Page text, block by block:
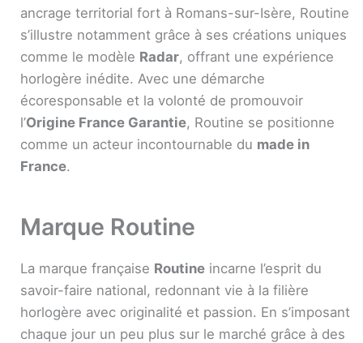
ancrage territorial fort à Romans-sur-Isère, Routine
s’illustre notamment grâce à ses créations uniques
comme le modèle Radar, offrant une expérience
horlogère inédite. Avec une démarche
écoresponsable et la volonté de promouvoir
l’Origine France Garantie, Routine se positionne
comme un acteur incontournable du made in
France.
Marque Routine
La marque française Routine incarne l’esprit du
savoir-faire national, redonnant vie à la filière
horlogère avec originalité et passion. En s’imposant
chaque jour un peu plus sur le marché grâce à des